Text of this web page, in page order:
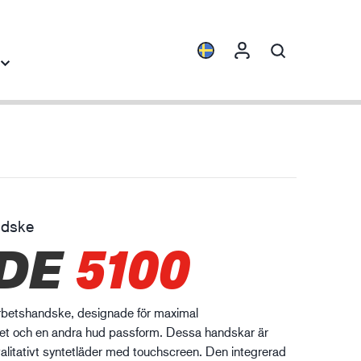
SPARX™
WELD & HEAT™
och
5100
designade för maximal
och en andra hud passform. Dessa handskar är
syntetläder med touchscreen. Den integrerad